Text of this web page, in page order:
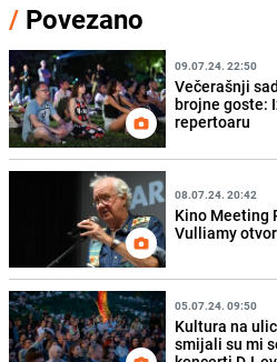
/ Povezano
09.07.24. 22:50
Večerašnji
brojne goste:
repertoaru
08.07.24. 20:42
Kino Meeting
Vulliamy
05.07.24. 09:50
Kultura na
smijali su mi